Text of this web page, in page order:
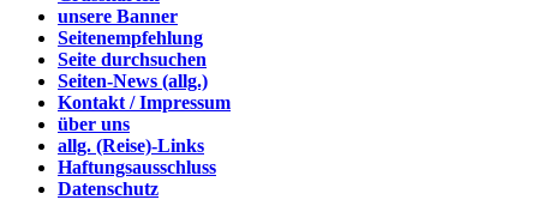
unsere Banner
Seitenempfehlung
Seite durchsuchen
Seiten-News (allg.)
Kontakt / Impressum
über uns
allg. (Reise)-Links
Haftungsausschluss
Datenschutz